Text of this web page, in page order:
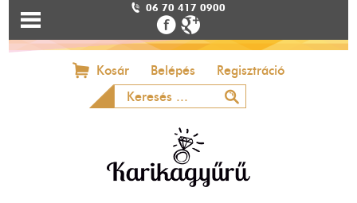
06 70 417 0900
Kosár Belépés Regisztráció